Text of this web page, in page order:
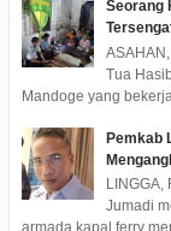
Seorang
Tua
Mandoge yang
Pemkab
Jumadi
armada kapal ferry